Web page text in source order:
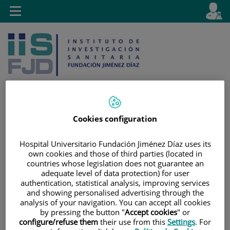
Saltar al contenido
contenido
idioma
activo
es
Toggle
navigation
Cookies configuration
Hospital Universitario Fundación Jiménez Díaz uses its
own cookies and those of third parties (located in
countries whose legislation does not guarantee an
adequate level of data protection) for user
authentication, statistical analysis, improving services
and showing personalised advertising through the
analysis of your navigation. You can accept all cookies
by pressing the button "Accept cookies" or
configure/refuse them their use from this Settings. For